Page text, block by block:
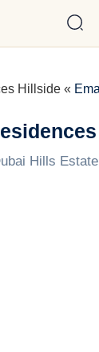
»
Hillside
Dubai Hills